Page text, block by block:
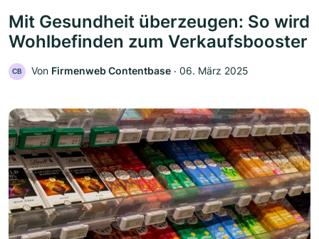
Mit Gesundheit überzeugen: So wird
Wohlbefinden zum Verkaufsbooster
CB Von Firmenweb Contentbase ‧ 06. März 2025